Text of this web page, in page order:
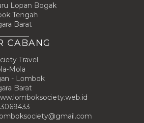
Lopan Bogak
Tengah
Barat
CABANG
Travel
Mola
- Lombok
Barat